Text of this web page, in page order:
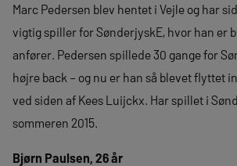
Marc Pedersen blev hentet i Vejle og har
vigtig spiller for SønderjyskE, hvor han er
anfører. Pedersen spillede 30 gange for
højre back – og nu er han så blevet flyttet
ved siden af Kees Luijckx. Har spillet i
sommeren 2015.
Bjørn Paulsen, 26 år